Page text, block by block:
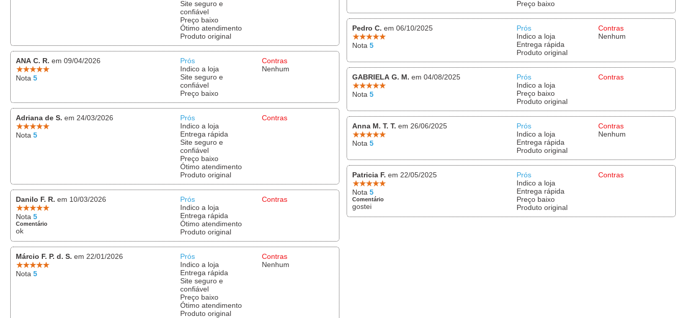
Site seguro e
confiável
Preço baixo
Ótimo atendimento
Produto original
ANA C. R. em 09/04/2026
Nota 5
Prós
Indico a loja
Site seguro e
confiável
Preço baixo
Contras
Nenhum
Adriana de S. em 24/03/2026
Nota 5
Prós
Indico a loja
Entrega rápida
Site seguro e
confiável
Preço baixo
Ótimo atendimento
Produto original
Contras
Danilo F. R. em 10/03/2026
Nota 5
Comentário
ok
Prós
Indico a loja
Entrega rápida
Ótimo atendimento
Produto original
Contras
Márcio F. P. d. S. em 22/01/2026
Nota 5
Prós
Indico a loja
Entrega rápida
Site seguro e
confiável
Preço baixo
Ótimo atendimento
Produto original
Contras
Nenhum
Preço baixo
Pedro C. em 06/10/2025
Nota 5
Prós
Indico a loja
Entrega rápida
Produto original
Contras
Nenhum
GABRIELA G. M. em 04/08/2025
Nota 5
Prós
Indico a loja
Preço baixo
Produto original
Contras
Anna M. T. T. em 26/06/2025
Nota 5
Prós
Indico a loja
Entrega rápida
Produto original
Contras
Nenhum
Patricia F. em 22/05/2025
Nota 5
Comentário
gostei
Prós
Indico a loja
Entrega rápida
Preço baixo
Produto original
Contras